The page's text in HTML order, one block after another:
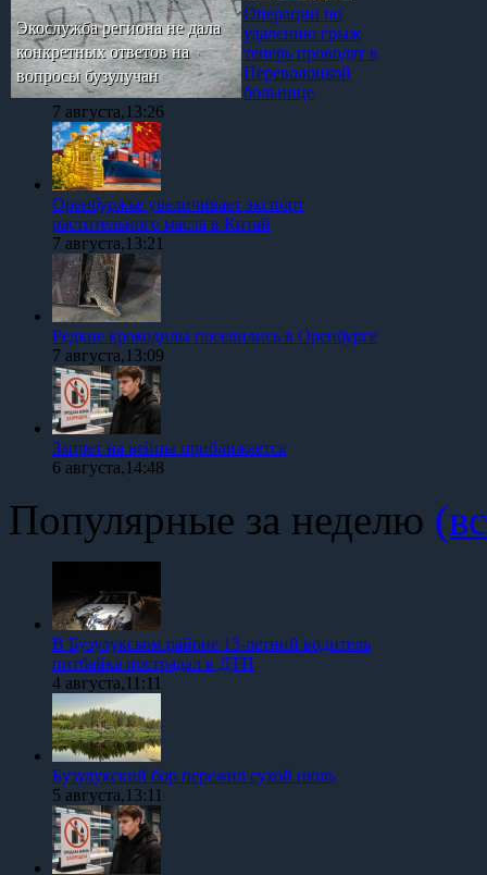
Экослужба региона не дала
конкретных ответов на
вопросы бузулучан
Операции по
удалению грыж
теперь проводят в
Переволоцкой
больнице
7 августа,13:26
Оренбуржье увеличивает экспорт
растительного масла в Китай
7 августа,13:21
Редкие крокодилы поселились в Оренбурге
7 августа,13:09
Запрет на вейпы приближается
6 августа,14:48
Популярные за неделю
В Бузулукском районе 13-летний водитель
питбайка пострадал в ДТП
4 августа,11:11
Бузулукский бор пережил сухой июль
5 августа,13:11